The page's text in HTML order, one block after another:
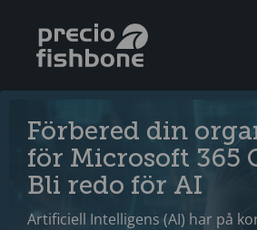
Förbered din
för Microsoft 365
Bli redo för AI
Artificiell Intelligens (AI) har på